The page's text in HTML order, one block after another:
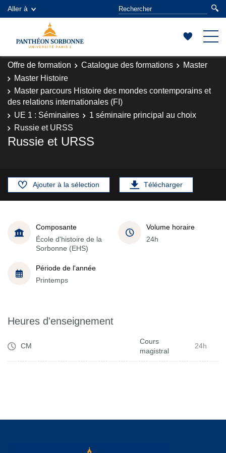
Aller à
Offre de formation Catalogue des formations
Master
Master Histoire
Master parcours Histoire des mondes contemporains et
des relations internationales (FI)
UE 1 : Séminaires
1 séminaire principal au choix
Russie et URSS
Russie et URSS
Ajouter à la sélection Télécharger
Composante
École d'histoire de la
Sorbonne (EHS)
Volume horaire
24h
Période de l'année
Printemps
Heures d'enseignement
CM
Cours
magistral
24h